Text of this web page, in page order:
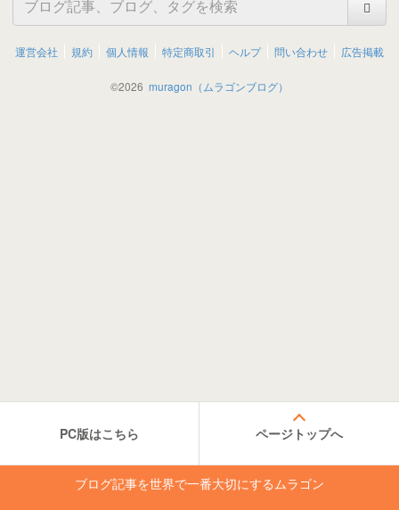
運営会社 規約 個人情報 特定商取引 ヘルプ 問い合わせ 広告掲載
©2026 muragon（ムラゴンブログ）
PC版はこちら ページトップへ
ブログ記事を世界で一番大切にするムラゴン